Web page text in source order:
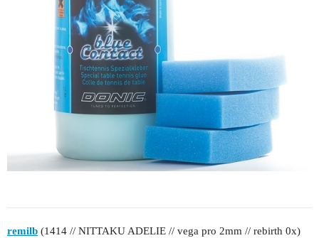
remilb (1414 // NITTAKU ADELIE // vega pro 2mm // rebirth 0x)